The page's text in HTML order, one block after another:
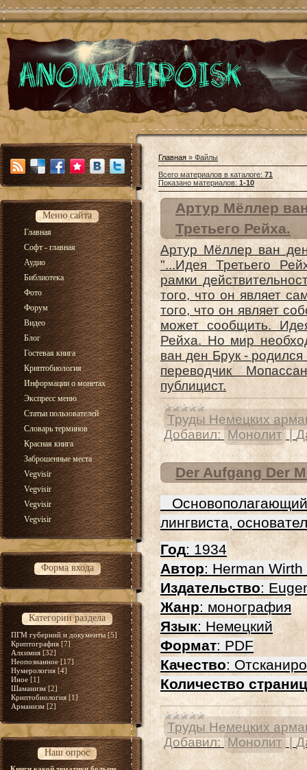
Меню сайта
Главная
Софт - главная
Аудио
Библиотека
Фото
Форум
Видео
Блог
Гостевая книга
Криптобиология
Информации о монетах
Экспресс меню
Статьи пользователей
Словарь терминов
Красная книга
Заброшенные места
Vegvisir
Vegvisir
Vegvisir
Vegvisir
Форма входа
Категории раздела
ПГМ губерний и документы [5]
Криптография [7]
Алхимия [32]
Неопознанное [17]
Нумерология [4]
Иное [1]
Шаманизм [2]
Криптобиология [1]
Арманизм [2]
Наш опрос
Главная » Файлы
Всего материалов в каталоге: 71
Показано материалов:1-10
Артур Мёллер
Третьего Рейха.
Артур Мёллер ван
"...Идея Третьего
рамки
того, что он являет
того, что он являет
может сообщить.
Рейха. Но мир
ван ден Брук -
переводчик
публицист.
Труды Немецких
Добавил: Монолит |
Der Aufgang Der
лингвиста,
Год: 1934
Автор: Herman
Издательство:
Жанр: монография
Язык: Немецкий
Формат: PDF
Качество:
Количество страниц
Труды Немецких
Добавил: Монолит |